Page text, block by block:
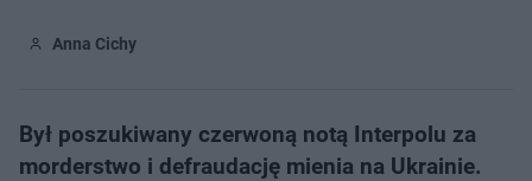
Anna Cichy
Był poszukiwany czerwoną notą Interpolu za
morderstwo i defraudację mienia na Ukrainie.